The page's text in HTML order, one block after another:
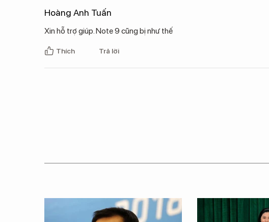
Hoàng Anh Tuấn
Xin hỗ trợ giúp. Note 9 cũng bị như thế
Thích Trả lời